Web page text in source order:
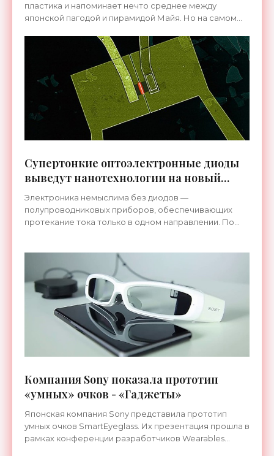
пластика и напоминает нечто среднее между
японской пагодой и пирамидой Майя. Но на самом
Разумеется, пирамида не
Супертонкие оптоэлектронные диоды
выведут нанотехнологии на новый
уровень - «Гаджеты»
Электроника немыслима без диодов —
полупроводниковых приборов, обеспечивающих
протекание тока только в одном направлении. По
Компания Sony показала прототип
«умных» очков - «Гаджеты»
Японская компания Sony представила прототип
умных очков SmartEyeglass. Их презентация прошла в
рамках конференции разработчиков Wearables